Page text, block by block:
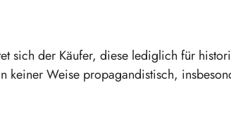
sich der Käufer, diese lediglich für
keiner Weise propagandistisch,